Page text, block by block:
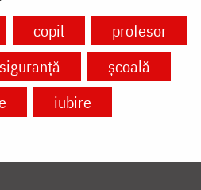
copil
profesor
siguranță
școală
iubire